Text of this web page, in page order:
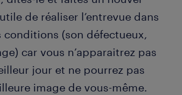
de réaliser l’entrevue dans
conditions (son défectueux,
car vous n’apparaitrez pas
jour et ne pourrez pas
image de vous-même.